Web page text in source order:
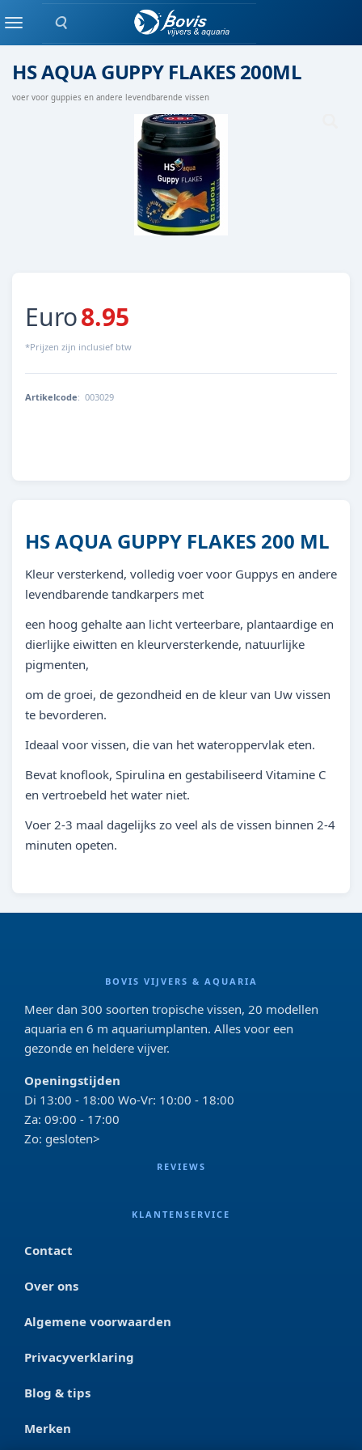
Zoeken
MenuDroog voer
HS AQUA GUPPY FLAKES 200ML
voer voor guppies en andere levendbarende vissen
Euro8.95
*Prijzen zijn inclusief btw
Artikelcode: 003029
HS AQUA GUPPY FLAKES 200 ML
Kleur versterkend, volledig voer voor Guppys en andere
levendbarende tandkarpers met
een hoog gehalte aan licht verteerbare, plantaardige en
dierlijke eiwitten en kleurversterkende, natuurlijke
pigmenten,
om de groei, de gezondheid en de kleur van Uw vissen
te bevorderen.
Ideaal voor vissen, die van het wateroppervlak eten.
Bevat knoflook, Spirulina en gestabiliseerd Vitamine C
en vertroebeld het water niet.
Voer 2-3 maal dagelijks zo veel als de vissen binnen 2-4
minuten opeten.
BOVIS VIJVERS & AQUARIA
Meer dan 300 soorten tropische vissen, 20 modellen
aquaria en 6 m aquariumplanten. Alles voor een
gezonde en heldere vijver.
Openingstijden
Di 13:00 - 18:00 Wo-Vr: 10:00 - 18:00
Za: 09:00 - 17:00
Zo: gesloten>
REVIEWS
KLANTENSERVICE
Contact
Over ons
Algemene voorwaarden
Privacyverklaring
Blog & tips
Merken